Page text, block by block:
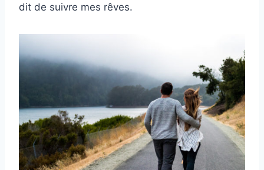
dit de suivre mes rêves.